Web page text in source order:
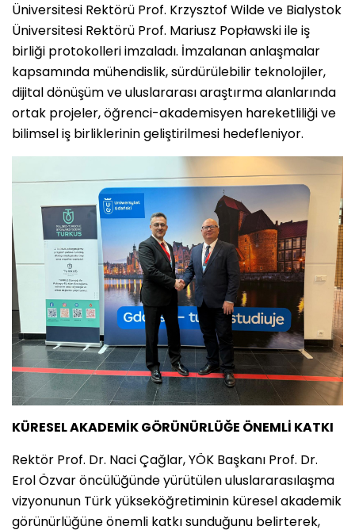
Üniversitesi Rektörü Prof. Krzysztof Wilde ve Bialystok
Üniversitesi Rektörü Prof. Mariusz Popławski ile iş
birliği protokolleri imzaladı. İmzalanan anlaşmalar
kapsamında mühendislik, sürdürülebilir teknolojiler,
dijital dönüşüm ve uluslararası araştırma alanlarında
ortak projeler, öğrenci-akademisyen hareketliliği ve
bilimsel iş birliklerinin geliştirilmesi hedefleniyor.
KÜRESEL AKADEMİK GÖRÜNÜRLÜĞE ÖNEMLİ KATKI
Rektör Prof. Dr. Naci Çağlar, YÖK Başkanı Prof. Dr.
Erol Özvar öncülüğünde yürütülen uluslararasılaşma
vizyonunun Türk yükseköğretiminin küresel akademik
görünürlüğüne önemli katkı sunduğunu belirterek,